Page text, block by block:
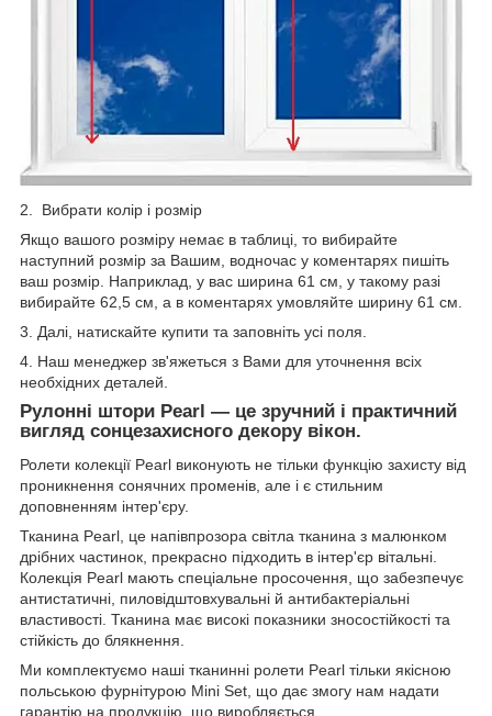
2. Вибрати колір і розмір
Якщо вашого розміру немає в таблиці, то вибирайте
наступний розмір за Вашим, водночас у коментарях пишіть
ваш розмір. Наприклад, у вас ширина 61 см, у такому разі
вибирайте 62,5 см, а в коментарях умовляйте ширину 61 см.
3. Далі, натискайте купити та заповніть усі поля.
4. Наш менеджер зв'яжеться з Вами для уточнення всіх
необхідних деталей.
Рулонні штори Pearl — це зручний і практичний
вигляд сонцезахисного декору вікон.
Ролети колекції Pearl виконують не тільки функцію захисту від
проникнення сонячних променів, але і є стильним
доповненням інтер'єру.
Тканина Pearl, це напівпрозора світла тканина з малюнком
дрібних частинок, прекрасно підходить в інтер'єр вітальні.
Колекція Pearl мають спеціальне просочення, що забезпечує
антистатичні, пиловідштовхувальні й антибактеріальні
властивості. Тканина має високі показники зносостійкості та
стійкість до блякнення.
Ми комплектуємо наші тканинні ролети Pearl тільки якісною
польською фурнітурою Mini Set, що дає змогу нам надати
гарантію на продукцію, що виробляється.